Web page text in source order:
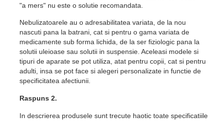
"a mers" nu este o solutie recomandata.
Nebulizatoarele au o adresabilitatea variata, de la nou
nascuti pana la batrani, cat si pentru o gama variata de
medicamente sub forma lichida, de la ser fiziologic pana la
solutii uleioase sau solutii in suspensie. Aceleasi modele si
tipuri de aparate se pot utiliza, atat pentru copii, cat si pentru
adulti, insa se pot face si alegeri personalizate in functie de
specificitatea afectiunii.
Raspuns 2.
In descrierea produsele sunt trecute haotic toate specificatiile